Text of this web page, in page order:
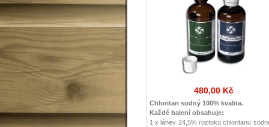
480,00 Kč
Chloritan sodný 100% kvalita.
Každé balení obsahuje:
1 x láhev 24,5% roztoku chloritanu